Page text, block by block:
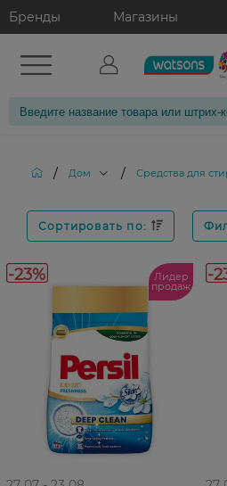
Бренды Магазины
/ Дом / Средства для
Сортировать по:
-23% Лидер
продаж
-